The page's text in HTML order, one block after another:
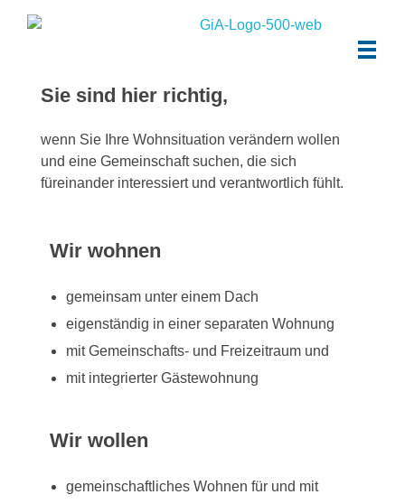
Sie sind hier richtig,
wenn Sie Ihre Wohnsituation verändern wollen
und eine Gemeinschaft suchen, die sich
füreinander interessiert und verantwortlich fühlt.
Wir wohnen
gemeinsam unter einem Dach
eigenständig in einer separaten Wohnung
mit Gemeinschafts- und Freizeitraum und
mit integrierter Gästewohnung
Wir wollen
gemeinschaftliches Wohnen für und mit